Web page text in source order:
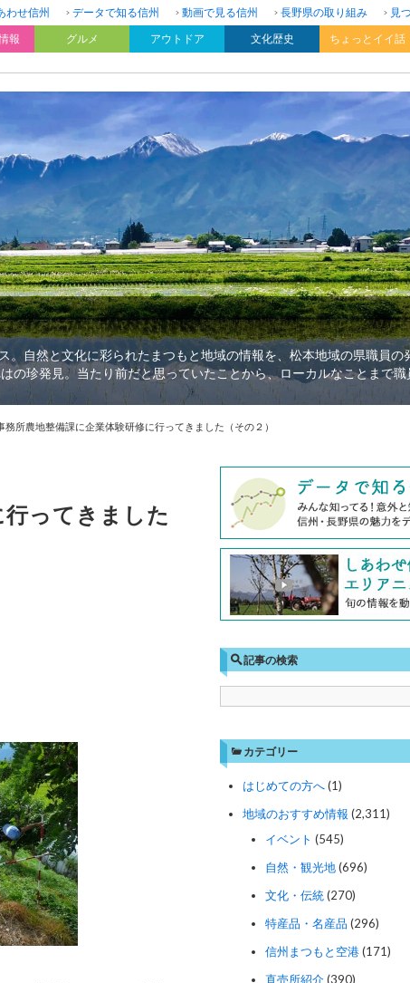
わせ信州 データで知る信州 動画で見る信州 長野県の取り組み
見
報 グルメ アウトドア 文化歴史 ちょっとイイ話
自然と文化に彩られたまつもと地域の情報を、松本地域の県職員の
の珍発見。当たり前だと思っていたことから、ローカルなことまで職
務所農地整備課に企業体験研修に行ってきました（その２）
ってきました
記事の検索
カテゴリー
はじめての方へ(1)
地域のおすすめ情報 (2,311)
イベント (545)
自然・観光地(696)
文化・伝統(270)
特産品・名産品 (296)
信州まつもと空港(171)
直売所紹介(390)